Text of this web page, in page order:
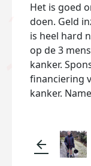
Het is goed
doen. Geld
is heel hard
op de 3
kanker.
financiering
kanker.
arrow_back